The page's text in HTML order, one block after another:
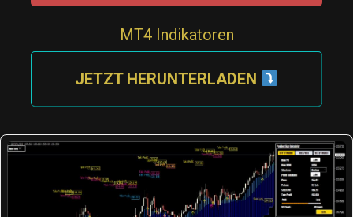
MT4 Indikatoren
JETZT HERUNTERLADEN